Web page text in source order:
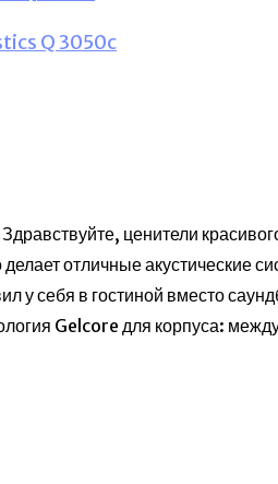
Q 3050c
ценители
делает отличные
у себя в гостиной вместо
Gelcore для корпуса: